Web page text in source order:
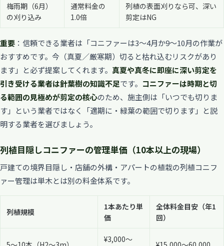
梅雨期（6月）
の刈り込み
通常料金の
1.0倍
列植の表面刈りなら可、深い
剪定はNG
重要 ：信頼できる業者は「コニファーは3〜4月か9〜10月の作業が
おすすめです。今（真夏／厳寒期）切ると枯れ込むリスクがあり
ます」と必ず提案してくれます。 真夏や真冬に即座に深い剪定を
引き受ける業者は針葉樹の知識不足です。 コニファーは時期と切
る範囲の見極めが剪定の核心のため、施主側は「いつでも切りま
す」という業者ではなく「適期に・緑葉の範囲で切ります」と説
明する業者を選びましょう。
列植目隠しコニファーの管理単価（10本以上の現場）
戸建ての境界目隠し・店舗の外構・アパートの植栽の列植コニフ
ァー管理は単木とは別の料金体系です。
列植規模
1本あたり単
価
全体料金目安（年1
回）
¥3,000〜